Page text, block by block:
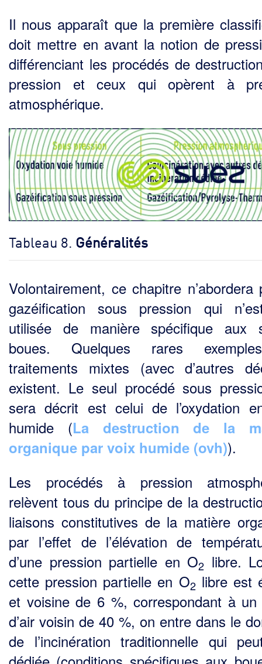
Il nous apparaît que la première
doit mettre en avant la notion de
différenciant les procédés de
pression et ceux qui opèrent à
atmosphérique.
Tableau 8. Généralités
Volontairement, ce chapitre n’abordera
gazéification sous pression qui
utilisée de manière spécifique aux
boues. Quelques rares
traitements mixtes (avec d’autres
exis­tent. Le seul procédé sous
sera décrit est celui de l’oxydation
humide (La destruction de la
organique par voix humide (ovh)).
Les procédés à pression
relèvent tous du principe de la
liaisons constitu­tives de la matière
par l’effet de l’élévation de
d’une pression partielle en O2 libre.
cette pression partielle en O2libre est
et voisine de 6 %, correspondant à un
d’air voi­sin de 40 %, on entre dans le
de l’incinération traditionnelle qui